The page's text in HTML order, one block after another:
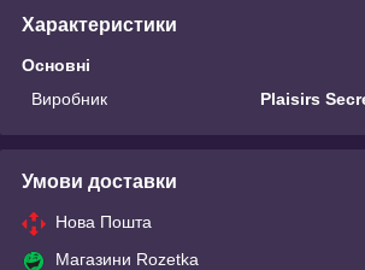
Характеристики
Основні
Виробник
Plaisirs
Умови доставки
Нова Пошта
Магазини Rozetka